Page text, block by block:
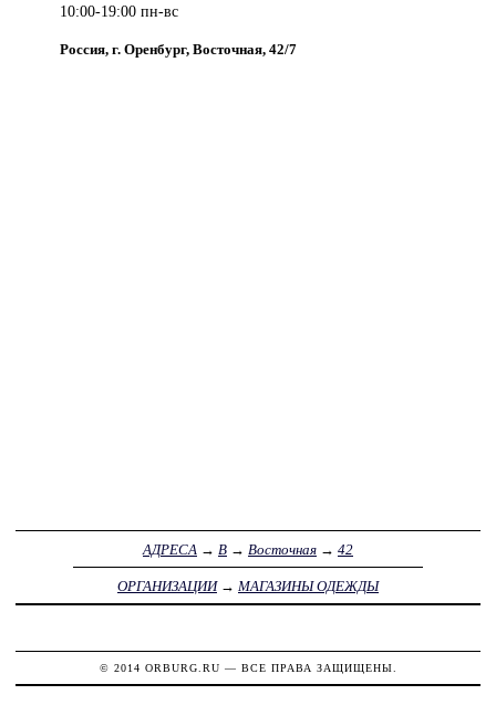
10:00-19:00 пн-вс
Россия, г. Оренбург, Восточная, 42/7
АДРЕСА → В → Восточная → 42
ОРГАНИЗАЦИИ→ МАГАЗИНЫ ОДЕЖДЫ
© 2014 ORBURG.RU — ВСЕ ПРАВА ЗАЩИЩЕНЫ.